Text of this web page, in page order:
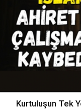
Kurtuluşun Tek